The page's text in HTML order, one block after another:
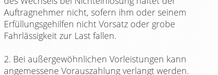
Auftragnehmer nicht, sofern ihm oder seinem
Erfüllungsgehilfen nicht Vorsatz oder grobe
Fahrlässigkeit zur Last fallen.
2. Bei außergewöhnlichen Vorleistungen kann
angemessene Vorauszahlung verlangt werden.